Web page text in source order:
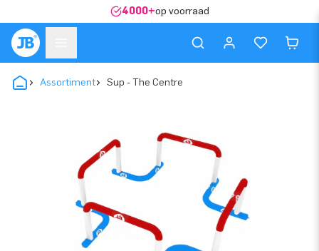
4000+op voorraad
Assortiment Sup - The Centre